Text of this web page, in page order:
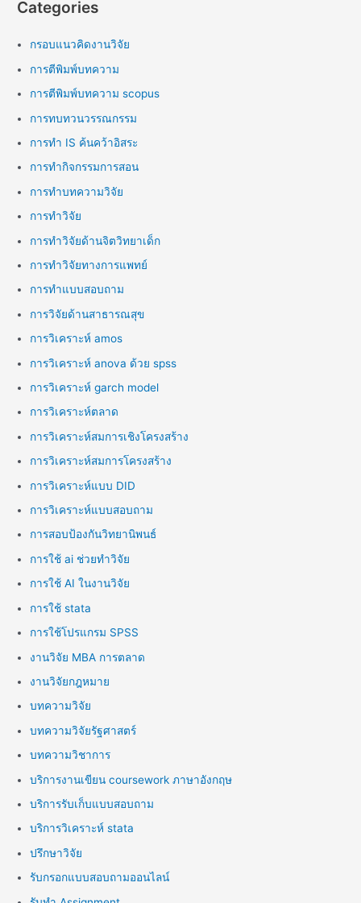
Categories
กรอบแนวคิดงานวิจัย
การตีพิมพ์บทความ
การตีพิมพ์บทความ scopus
การทบทวนวรรณกรรม
การทำ IS ค้นคว้าอิสระ
การทำกิจกรรมการสอน
การทำบทความวิจัย
การทำวิจัย
การทำวิจัยด้านจิตวิทยาเด็ก
การทำวิจัยทางการแพทย์
การทำแบบสอบถาม
การวิจัยด้านสาธารณสุข
การวิเคราะห์ amos
การวิเคราะห์ anova ด้วย spss
การวิเคราะห์ garch model
การวิเคราะห์ตลาด
การวิเคราะห์สมการเชิงโครงสร้าง
การวิเคราะห์สมการโครงสร้าง
การวิเคราะห์แบบ DID
การวิเคราะห์แบบสอบถาม
การสอบป้องกันวิทยานิพนธ์
การใช้ ai ช่วยทำวิจัย
การใช้ AI ในงานวิจัย
การใช้ stata
การใช้โปรแกรม SPSS
งานวิจัย MBA การตลาด
งานวิจัยกฎหมาย
บทความวิจัย
บทความวิจัยรัฐศาสตร์
บทความวิชาการ
บริการงานเขียน coursework ภาษาอังกฤษ
บริการรับเก็บแบบสอบถาม
บริการวิเคราะห์ stata
ปรึกษาวิจัย
รับกรอกแบบสอบถามออนไลน์